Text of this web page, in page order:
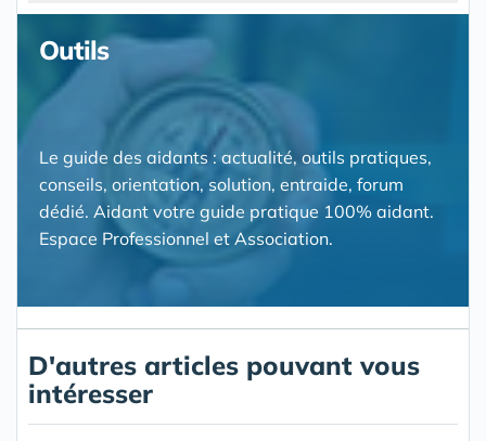
Outils
Le guide des aidants : actualité, outils pratiques,
conseils, orientation, solution, entraide, forum
dédié. Aidant votre guide pratique 100% aidant.
Espace Professionnel et Association.
D'autres articles pouvant vous
intéresser